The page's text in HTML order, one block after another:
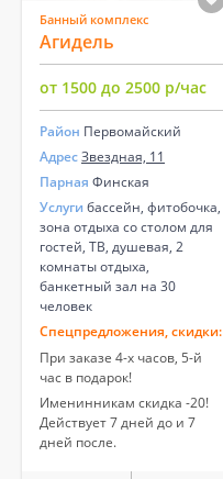
Банный комплекс
Агидель
от 1500 до 2500 р/час
Район Первомайский
АдресЗвездная, 11
Парная Финская
Услуги бассейн, фитобочка,
зона отдыха со столом для
гостей, ТВ, душевая, 2
комнаты отдыха,
банкетный зал на 30
человек
Спецпредложения, скидки:
При заказе 4-х часов, 5-й
час в подарок!
Именинникам скидка -20!
Действует 7 дней до и 7
дней после.